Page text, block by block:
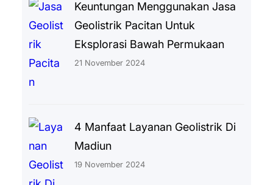
Keuntungan Menggunakan Jasa
Geolistrik Pacitan Untuk
Eksplorasi Bawah Permukaan
21 November 2024
4 Manfaat Layanan Geolistrik Di
Madiun
19 November 2024